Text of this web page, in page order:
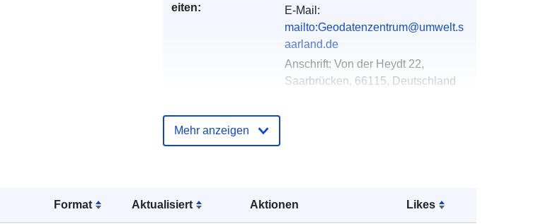
Format Aktualisiert Aktionen Likes
eiten:
E-Mail:
mailto:Geodatenzentrum@umwelt.s
aarland.de
Anschrift: Von der Heydt 22,
Saarbrücken, 66115, Deutschland
Verzeichnis der
Mehr anzeigen